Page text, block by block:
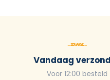
Vandaag
Voor 12:00 besteld